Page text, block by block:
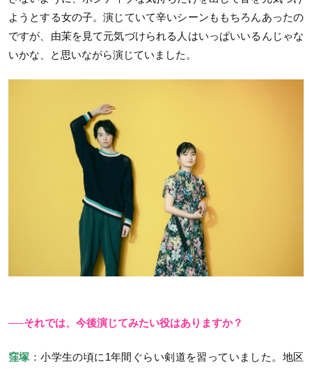
ようとする女の子。演じていて辛いシーンももちろんあったの
ですが、由茉を見て元気づけられる人はいっぱいいるんじゃな
いかな、と思いながら演じていました。
──それでは、今後演じてみたい役はありますか？
窪塚 ：小学生の頃に1年間ぐらい剣道を習っていました。地区